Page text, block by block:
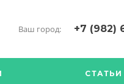
Ваш город: +7 (982)
+7 (34376)
г. Богданович,
СТАТЬИ